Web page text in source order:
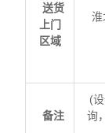
送货
上门
区域
淮
备注
(
询